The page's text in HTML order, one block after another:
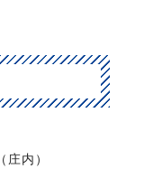
庄内）